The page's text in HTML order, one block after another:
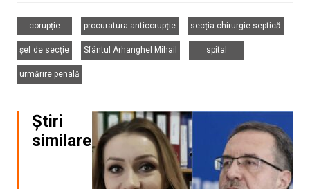
corupție
procuratura anticorupție
secția chirurgie septică
șef de secție
Sfântul Arhanghel Mihail
spital
urmărire penală
Știri
similare